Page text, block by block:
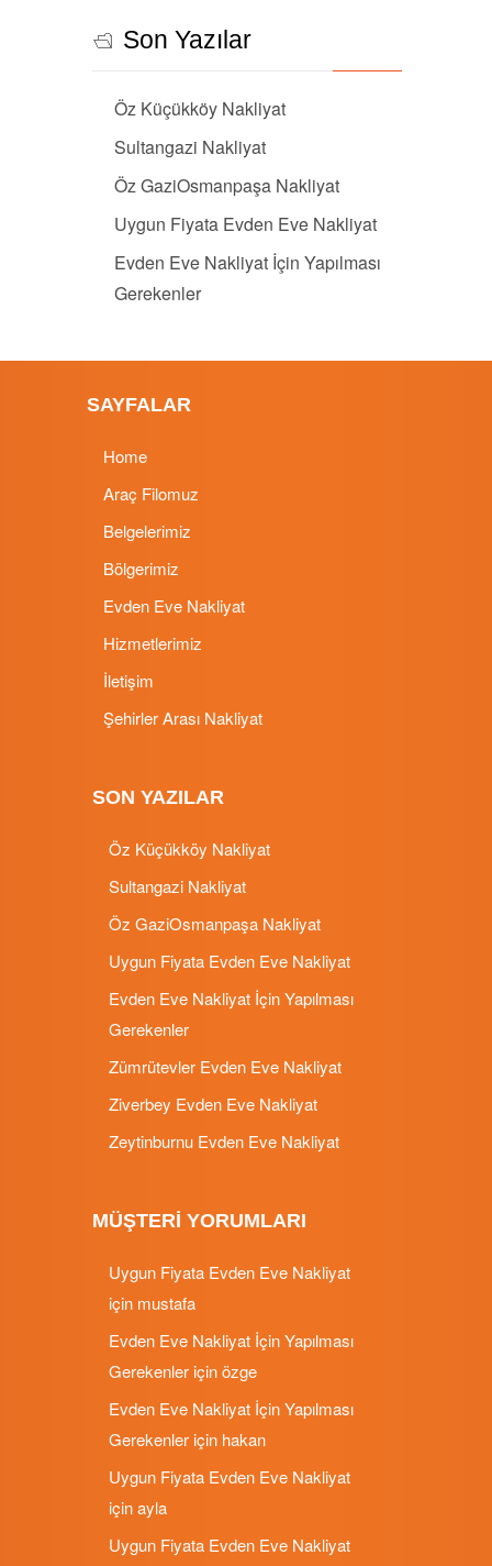
Son Yazılar
Öz Küçükköy Nakliyat
Sultangazi Nakliyat
Öz GaziOsmanpaşa Nakliyat
Uygun Fiyata Evden Eve Nakliyat
Evden Eve Nakliyat İçin Yapılması
Gerekenler
SAYFALAR
Home
Araç Filomuz
Belgelerimiz
Bölgerimiz
Evden Eve Nakliyat
Hizmetlerimiz
İletişim
Şehirler Arası Nakliyat
SON YAZILAR
Öz Küçükköy Nakliyat
Sultangazi Nakliyat
Öz GaziOsmanpaşa Nakliyat
Uygun Fiyata Evden Eve Nakliyat
Evden Eve Nakliyat İçin Yapılması
Gerekenler
Zümrütevler Evden Eve Nakliyat
Ziverbey Evden Eve Nakliyat
Zeytinburnu Evden Eve Nakliyat
MÜŞTERI YORUMLARI
Uygun Fiyata Evden Eve Nakliyat
için mustafa
Evden Eve Nakliyat İçin Yapılması
Gerekenler içinözge
Evden Eve Nakliyat İçin Yapılması
Gerekenler için hakan
Uygun Fiyata Evden Eve Nakliyat
içinayla
Uygun Fiyata Evden Eve Nakliyat